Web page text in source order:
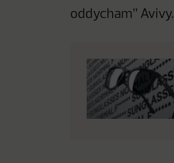
oddycham” Avivy.